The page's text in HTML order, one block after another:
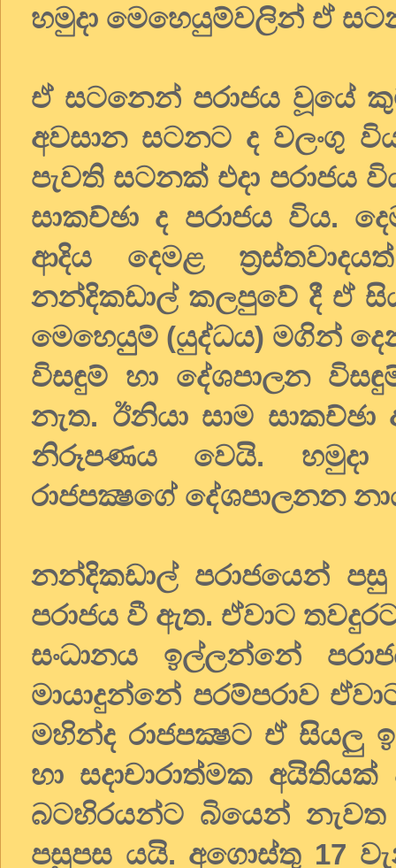
හමුදා මෙහෙයුම්වලින් ඒ
ඒ සටනෙන් පරාජය වූයේ
අවසාන සටනට ද වලංගු
පැවති සටනක් එදා පරාජය
සාකච්ඡා ද පරාජය විය.
ආදිය දෙමළ
නන්දිකඩාල් කලපුවේ දී ඒ
මෙහෙයුුම් (යුද්ධය) මගින්
විසඳුම් හා දේශපාලන
නැත. ඊනියා සාම
නිරූපණය වෙයි.
රාජපක්‍ෂගේ දේශපාලනන
නන්දිකඩාල් පරාජයෙන්
පරාජය වී ඇත. ඒවාට
සංධානය ඉල්ලන්නේ
මායාදුන්නේ පරම්පරාව
මහින්ද රාජපක්‍ෂට ඒ සියලු
හා සදාචාරාත්මක
බටහිරයන්ට බියෙන් නැවත
පසුපස යයි. අගොස්තු 17